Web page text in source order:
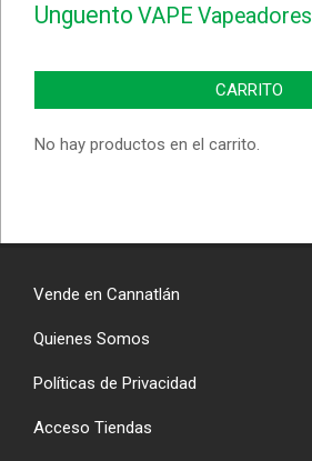
Unguento VAPE Vapeadores
CARRITO
No hay productos en el carrito.
Vende en Cannatlán
Quienes Somos
Políticas de Privacidad
Acceso Tiendas